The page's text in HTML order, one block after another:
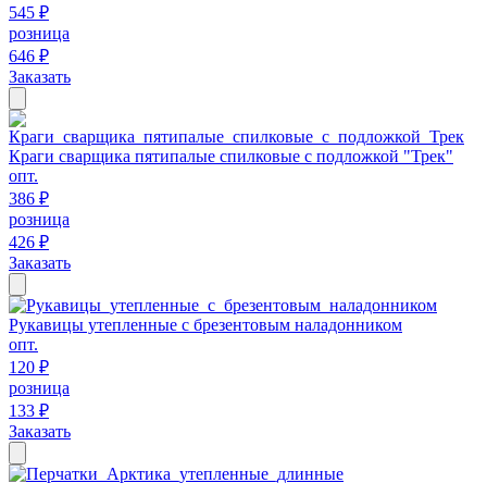
545 ₽
розница
646 ₽
Заказать
Краги сварщика пятипалые спилковые с подложкой "Трек"
опт.
386 ₽
розница
426 ₽
Заказать
Рукавицы утепленные с брезентовым наладонником
опт.
120 ₽
розница
133 ₽
Заказать